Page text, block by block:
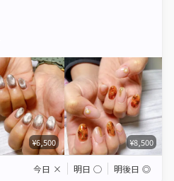
¥6,500 ¥8,500
今日 × 明日 ◯ 明後日 ◎